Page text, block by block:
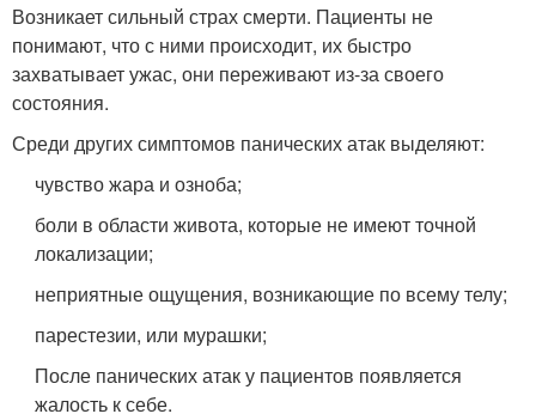
Возникает сильный страх смерти. Пациенты не
понимают, что с ними происходит, их быстро
захватывает ужас, они переживают из-за своего
состояния.
Среди других симптомов панических атак выделяют:
чувство жара и озноба;
боли в области живота, которые не имеют точной
локализации;
неприятные ощущения, возникающие по всему телу;
парестезии, или мурашки;
После панических атак у пациентов появляется
жалость к себе.